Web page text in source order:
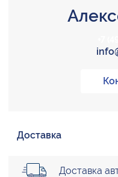
Доставка
Доставка